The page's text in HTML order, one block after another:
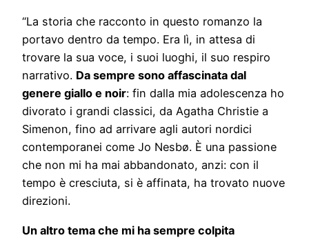
“La storia che racconto in questo romanzo la
portavo dentro da tempo. Era lì, in attesa di
trovare la sua voce, i suoi luoghi, il suo respiro
narrativo. Da sempre sono affascinata dal
genere giallo e noir: fin dalla mia adolescenza ho
divorato i grandi classici, da Agatha Christie a
Simenon, fino ad arrivare agli autori nordici
contemporanei come Jo Nesbø. È una passione
che non mi ha mai abbandonato, anzi: con il
tempo è cresciuta, si è affinata, ha trovato nuove
direzioni.
Un altro tema che mi ha sempre colpita